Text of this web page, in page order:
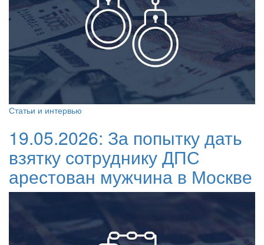
Статьи и интервью
19.05.2026: За попытку дать
взятку сотруднику ДПС
арестован мужчина в Москве